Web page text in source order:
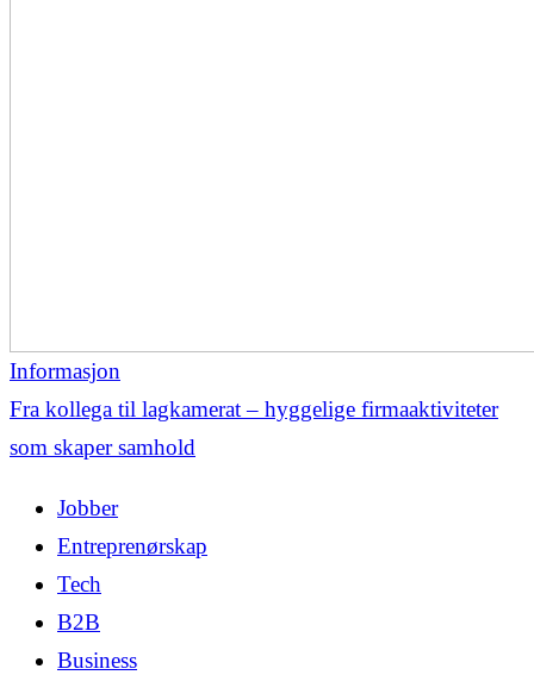
Informasjon
Fra kollega til lagkamerat – hyggelige firmaaktiviteter
som skaper samhold
Jobber
Entreprenørskap
Tech
B2B
Business